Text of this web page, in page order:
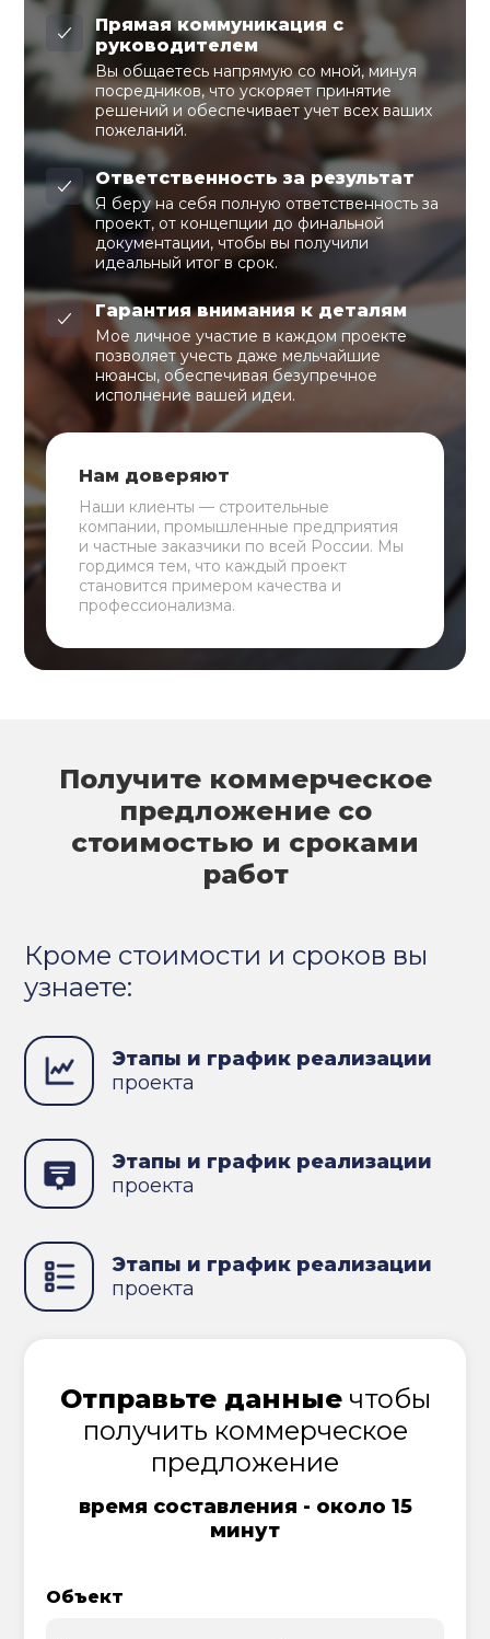
Прямая коммуникация с
руководителем
Вы общаетесь напрямую со мной, минуя
посредников, что ускоряет принятие
решений и обеспечивает учет всех ваших
пожеланий.
Ответственность за результат
Я беру на себя полную ответственность за
проект, от концепции до финальной
документации, чтобы вы получили
идеальный итог в срок.
Гарантия внимания к деталям
Мое личное участие в каждом проекте
позволяет учесть даже мельчайшие
нюансы, обеспечивая безупречное
исполнение вашей идеи.
Нам доверяют
Наши клиенты — строительные
компании, промышленные предприятия
и частные заказчики по всей России. Мы
гордимся тем, что каждый проект
становится примером качества и
профессионализма.
Получите коммерческое
предложение со
стоимостью и сроками
работ
Кроме стоимости и сроков вы
узнаете:
Этапы и график реализации
проекта
Этапы и график реализации
проекта
Этапы и график реализации
проекта
Отправьте данныечтобы
получить коммерческое
предложение
время составления - около 15
минут
Объект